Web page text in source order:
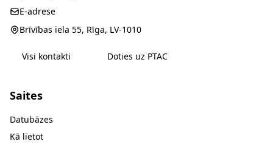
E-adrese
Brīvības iela 55, Rīga, LV-1010
Visi kontakti Doties uz PTAC
Saites
Datubāzes
Kā lietot